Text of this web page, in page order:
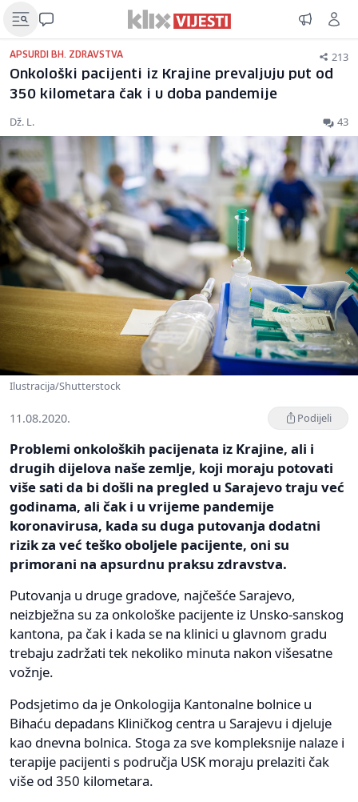
APSURDI BH. ZDRAVSTVA 213
Onkološki pacijenti iz Krajine prevaljuju put od
350 kilometara čak i u doba pandemije
Dž. L. 43
Ilustracija/Shutterstock
11.08.2020. Podijeli
Problemi onkoloških pacijenata iz Krajine, ali i
drugih dijelova naše zemlje, koji moraju potovati
više sati da bi došli na pregled u Sarajevo traju već
godinama, ali čak i u vrijeme pandemije
koronavirusa, kada su duga putovanja dodatni
rizik za već teško oboljele pacijente, oni su
primorani na apsurdnu praksu zdravstva.
Putovanja u druge gradove, najčešće Sarajevo,
neizbježna su za onkološke pacijente iz Unsko-sanskog
kantona, pa čak i kada se na klinici u glavnom gradu
trebaju zadržati tek nekoliko minuta nakon višesatne
vožnje.
Podsjetimo da je Onkologija Kantonalne bolnice u
Bihaću depadans Kliničkog centra u Sarajevu i djeluje
kao dnevna bolnica. Stoga za sve kompleksnije nalaze i
terapije pacijenti s područja USK moraju prelaziti čak
više od 350 kilometara.